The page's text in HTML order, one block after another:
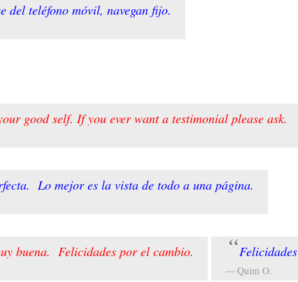
del teléfono móvil, navegan fijo.
good self. If you ever want a testimonial please ask.
Lo mejor es la vista de todo a una página.
buena. Felicidades por el cambio.
Quim O.